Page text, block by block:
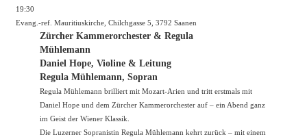
19:30
Evang.-ref. Mauritiuskirche, Chilchgasse 5, 3792 Saanen
Zürcher Kammerorchester & Regula
Mühlemann
Daniel Hope, Violine & Leitung
Regula Mühlemann, Sopran
Regula Mühlemann brilliert mit Mozart-Arien und tritt erstmals mit
Daniel Hope und dem Zürcher Kammerorchester auf – ein Abend ganz
im Geist der Wiener Klassik.
Die Luzerner Sopranistin Regula Mühlemann kehrt zurück – mit einem